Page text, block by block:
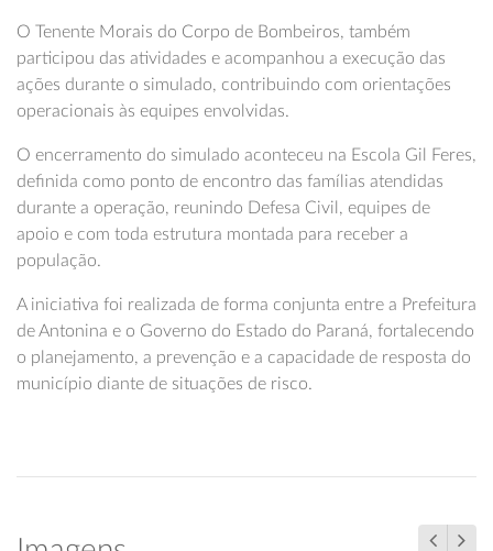
O Tenente Morais do Corpo de Bombeiros, também
participou das atividades e acompanhou a execução das
ações durante o simulado, contribuindo com orientações
operacionais às equipes envolvidas.
O encerramento do simulado aconteceu na Escola Gil Feres,
definida como ponto de encontro das famílias atendidas
durante a operação, reunindo Defesa Civil, equipes de
apoio e com toda estrutura montada para receber a
população.
A iniciativa foi realizada de forma conjunta entre a Prefeitura
de Antonina e o Governo do Estado do Paraná, fortalecendo
o planejamento, a prevenção e a capacidade de resposta do
município diante de situações de risco.